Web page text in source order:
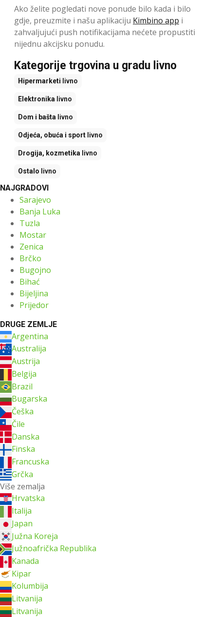
Ako želite pogledati nove ponude bilo kada i bilo
gdje, preuzmite i našu aplikaciju Kimbino app i
zahvaljujući push notifikacijama nećete propustiti
nijednu akcijsku ponudu.
Kategorije trgovina u gradu livno
Hipermarketi livno
Elektronika livno
Dom i bašta livno
Odjeća, obuća i sport livno
Drogija, kozmetika livno
Ostalo livno
NAJGRADOVI
Sarajevo
Banja Luka
Tuzla
Mostar
Zenica
Brčko
Bugojno
Bihać
Bijeljina
Prijedor
DRUGE ZEMLJE
Argentina
Australija
Austrija
Belgija
Brazil
Bugarska
Češka
Čile
Danska
Finska
Francuska
Grčka
Više zemalja
Hrvatska
Italija
Japan
Južna Koreja
Južnoafrička Republika
Kanada
Kipar
Kolumbija
Litvanija
Litvanija